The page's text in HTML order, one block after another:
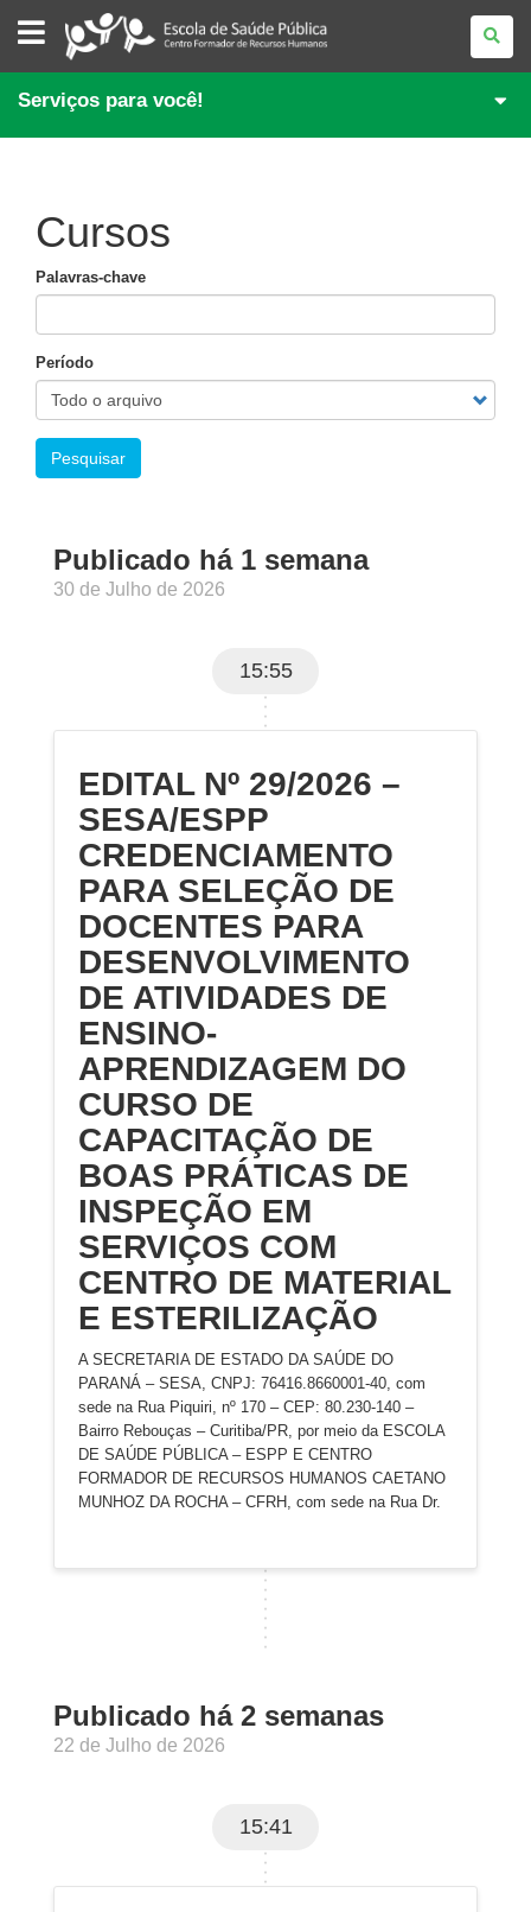
ESCOLA
DE
SAÚDE
PÚBLICA
PARANÁ
Serviços para você!
Cursos
Palavras-chave
Período
Pesquisar
Publicado há 1 semana
30 de Julho de 2026
15:55
EDITAL Nº 29/2026 –
SESA/ESPP
CREDENCIAMENTO
PARA SELEÇÃO DE
DOCENTES PARA
DESENVOLVIMENTO
DE ATIVIDADES DE
ENSINO-
APRENDIZAGEM DO
CURSO DE
CAPACITAÇÃO DE
BOAS PRÁTICAS DE
INSPEÇÃO EM
SERVIÇOS COM
CENTRO DE MATERIAL
E ESTERILIZAÇÃO
A SECRETARIA DE ESTADO DA SAÚDE DO
PARANÁ – SESA, CNPJ: 76416.8660001-40, com
sede na Rua Piquiri, nº 170 – CEP: 80.230-140 –
Bairro Rebouças – Curitiba/PR, por meio da ESCOLA
DE SAÚDE PÚBLICA – ESPP E CENTRO
FORMADOR DE RECURSOS HUMANOS CAETANO
MUNHOZ DA ROCHA – CFRH, com sede na Rua Dr.
Publicado há 2 semanas
22 de Julho de 2026
15:41